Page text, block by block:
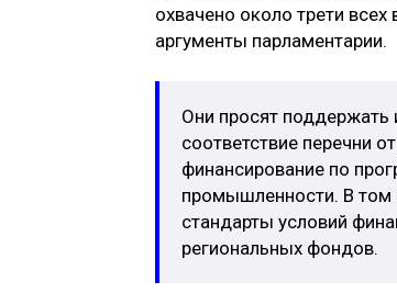
охвачено около трети
аргументы парламентарии.
Они просят поддержать
соответствие перечни
финансирование по
промышленности. В том
стандарты условий
региональных фондов.